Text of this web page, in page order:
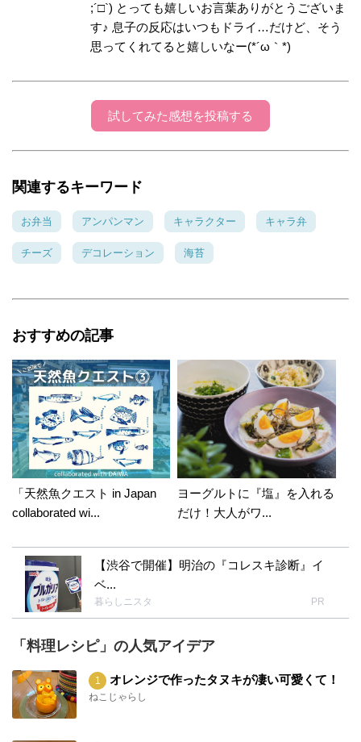
;´□`) とっても嬉しいお言葉ありがとうございま
す♪ 息子の反応はいつもドライ…だけど、そう
思ってくれてると嬉しいなー(*´ω｀*)
試してみた感想を投稿する
関連するキーワード
お弁当 アンパンマン キャラクター キャラ弁
チーズ デコレーション 海苔
おすすめの記事
「天然魚クエスト in Japan
collaborated wi...
ヨーグルトに『塩』を入れる
だけ！大人がワ...
【渋谷で開催】明治の『コレスキ診断』イ
ベ...
暮らしニスタ PR
「料理レシピ」の人気アイデア
オレンジで作ったタヌキが凄い可愛くて！
ねこじゃらし